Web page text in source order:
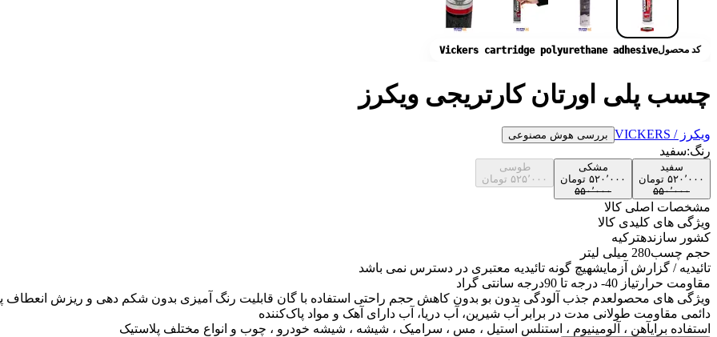
کد محصولVickers cartridge polyurethane adhesive
چسب پلی اورتان کارتریجی ویکرز
ویکرز / VICKERS بررسی هوش مصنوعی
رنگ:سفید
سفید
۵۲۰٬۰۰۰
تومان
۵۵۰٬۰۰۰
مشکی
۵۲۰٬۰۰۰
تومان
۵۵۰٬۰۰۰
طوسی
۵۲۵٬۰۰۰
تومان
مشخصات اصلی کالا
ویژگی های کلیدی کالا
کشور سازندهترکیه
حجم چسب280 میلی لیتر
تائیدیه / گزارش آزمایشهیچ گونه تائیدیه معتبری در دسترس نمی باشد
مقاومت حرارتیاز 40- درجه تا 90درجه سانتی گراد
ویژگی های محصولعدم جذب آلودگی بدون بو بدون کاهش حجم راحتی استفاده با گان قابلیت رنگ آمیزی بدون شکم دهی و ریزش انعطاف
دائمی مقاومت طولانی مدت در برابر آب شیرین، آب دریا، آب دارای آهک و مواد پاک‌کننده
استفاده برایآهن ، آلومینیوم ، استنلس استیل ، مس ، سرامیک ، شیشه ، شیشه خودرو ، چوب و انواع مختلف پلاستیک